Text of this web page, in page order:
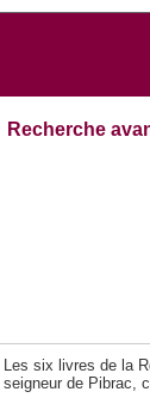
Recherche
Les six livres de la
seigneur de Pibrac,